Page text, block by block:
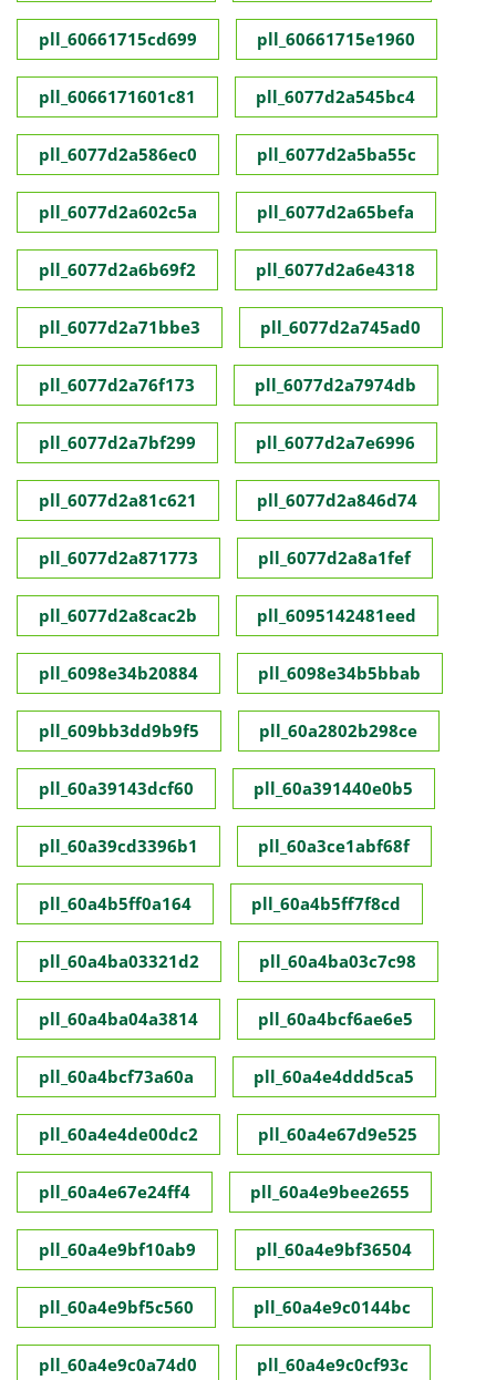
pll_60661715cd699 pll_60661715e1960
pll_6066171601c81 pll_6077d2a545bc4
pll_6077d2a586ec0 pll_6077d2a5ba55c
pll_6077d2a602c5a pll_6077d2a65befa
pll_6077d2a6b69f2 pll_6077d2a6e4318
pll_6077d2a71bbe3 pll_6077d2a745ad0
pll_6077d2a76f173 pll_6077d2a7974db
pll_6077d2a7bf299 pll_6077d2a7e6996
pll_6077d2a81c621 pll_6077d2a846d74
pll_6077d2a871773 pll_6077d2a8a1fef
pll_6077d2a8cac2b pll_6095142481eed
pll_6098e34b20884 pll_6098e34b5bbab
pll_609bb3dd9b9f5 pll_60a2802b298ce
pll_60a39143dcf60 pll_60a391440e0b5
pll_60a39cd3396b1 pll_60a3ce1abf68f
pll_60a4b5ff0a164 pll_60a4b5ff7f8cd
pll_60a4ba03321d2 pll_60a4ba03c7c98
pll_60a4ba04a3814 pll_60a4bcf6ae6e5
pll_60a4bcf73a60a pll_60a4e4ddd5ca5
pll_60a4e4de00dc2 pll_60a4e67d9e525
pll_60a4e67e24ff4 pll_60a4e9bee2655
pll_60a4e9bf10ab9 pll_60a4e9bf36504
pll_60a4e9bf5c560 pll_60a4e9c0144bc
pll_60a4e9c0a74d0 pll_60a4e9c0cf93c